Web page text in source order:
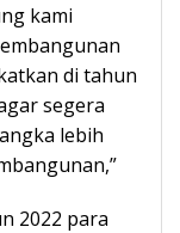
kami
di tahun
segera
lebih
2022 para